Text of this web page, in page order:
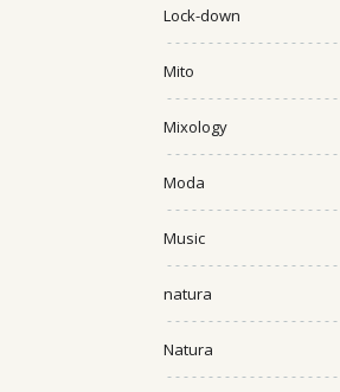
Lock-down
Mito
Mixology
Moda
Music
natura
Natura